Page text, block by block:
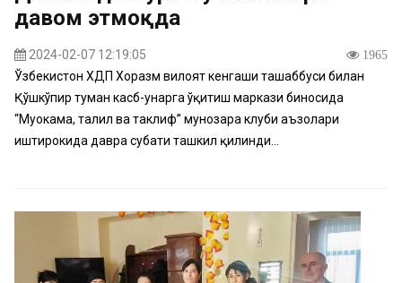
давом этмоқда
2024-02-07 12:19:05 1965
Ўзбекистон ХДП Хоразм вилоят кенгаши ташаббуси билан
Қўшкўпир туман касб-ҳунарга ўқитиш маркази биносида
“Муҳокама, таҳлил ва таклиф” мунозара клуби аъзолари
иштирокида давра суҳбати ташкил қилинди...